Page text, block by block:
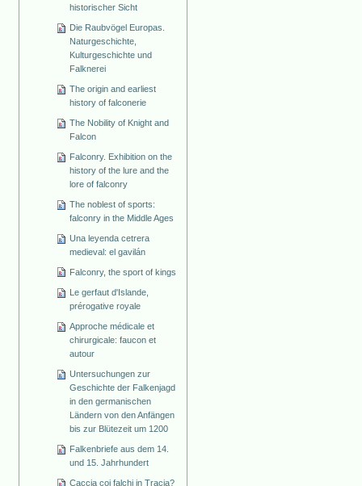
historischer Sicht
Die Raubvögel Europas.
Naturgeschichte,
Kulturgeschichte und
Falknerei
The origin and earliest
history of falconerie
The Nobility of Knight and
Falcon
Falconry. Exhibition on the
history of the lure and the
lore of falconry
The noblest of sports:
falconry in the Middle Ages
Una leyenda cetrera
medieval: el gavilán
Falconry, the sport of kings
Le gerfaut d'Islande,
prérogative royale
Approche médicale et
chirurgicale: faucon et
autour
Untersuchungen zur
Geschichte der Falkenjagd
in den germanischen
Ländern von den Anfängen
bis zur Blütezeit um 1200
Falkenbriefe aus dem 14.
und 15. Jahrhundert
Caccia coi falchi in Tracia?